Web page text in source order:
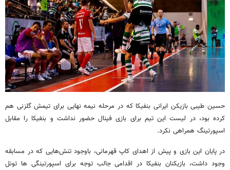
حسین طیبی بازیکن ایرانی بنفیکا که در مرحله نیمه نهایی برای تیمش گلزنی هم
کرده بود، در لیست این تیم برای بازی فینال حضور نداشت و بنفیکا را مقابل
اسپورتینگ همراهی نکرد.
در پایان این بازی و پیش از اهدای کاپ قهرمانی، باوجود تنش‌هایی که در مسابقه
وجود داشت، بازیکنان بنفیکا در اقدامی جالب توجه برای اسپورتینگی ها تونل